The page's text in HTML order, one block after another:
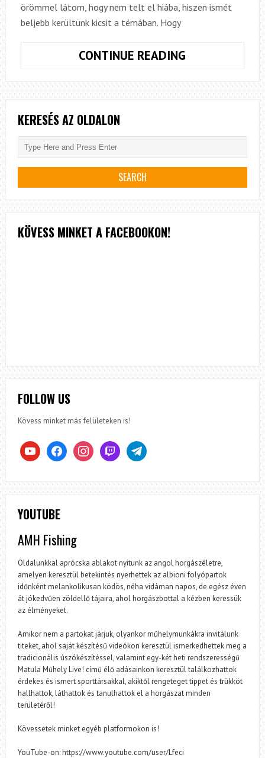
örömmel látom, hogy nem telt el hiába, hiszen ismét
beljebb kerültünk kicsit a témában. Hogy
CONTINUE READING
NYÁRI
LOMBOK
KERESÉS AZ OLDALON
KÖVESS MINKET A FACEBOOKON!
FOLLOW US
Kövess minket más felületeken is!
youtube facebookinstagramtwitch telegram
YOUTUBE
AMH Fishing
Oldalunkkal aprócska ablakot nyitunk az angol horgászéletre,
amelyen keresztül betekintés nyerhettek az albioni folyópartok
időnként melankolikusan ködös, néha vidáman napos, de egész éven
át jókedvűen zöldellő tájaira, ahol horgászbottal a kézben keressük
az élményeket.
Amikor nem a partokat járjuk, olyankor műhelymunkákra invitálunk
titeket, ahol saját készítésű videókon keresztül ismerkedhettek meg a
tradicionális úszókészítéssel, valamint egy-két heti rendszerességű
Matula Műhely Live! című élő adásainkon keresztül találkozhattok
érdekes és ismert sporttársakkal, akiktől rengeteget tippet és trükköt
hallhattok, láthattok és tanulhattok el a horgászat minden
területéről!
Kövessetek minket egyéb platformokon is!
YouTube-on: https://www.youtube.com/user/Lfeci